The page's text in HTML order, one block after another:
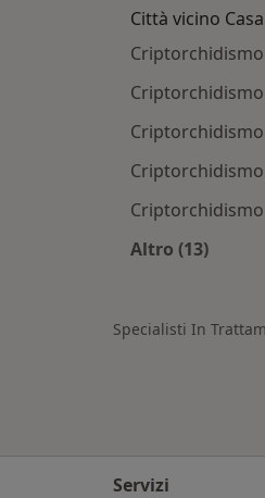
Città vicino
Altro (13)
Specialisti In
Servizi